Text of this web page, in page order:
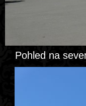
Pohled na